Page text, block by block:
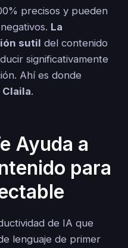
precisos y pueden
La
sutil del contenido
significativamente
Ahí es donde
Claila.
Ayuda a
para
de IA que
lenguaje de primer